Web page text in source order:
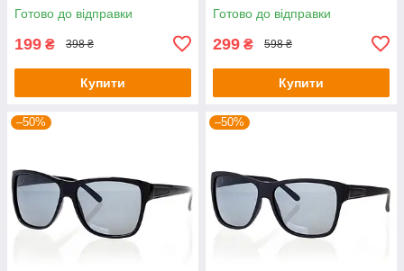
Готово до відправки
199 ₴ 398 ₴
Купити
Готово до відправки
299 ₴ 598 ₴
Купити
–50% –50%